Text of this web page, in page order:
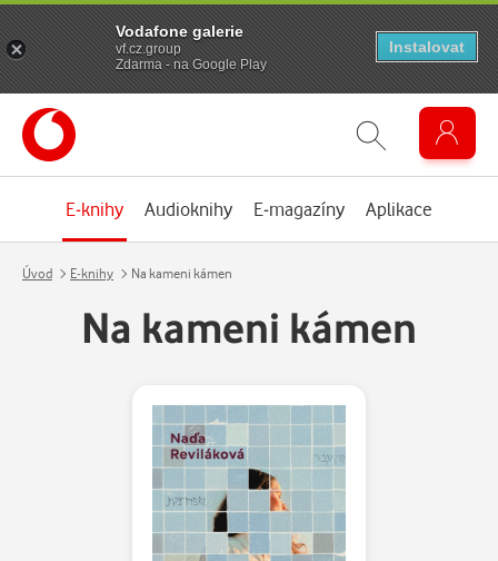
E-knihy Audioknihy E-magazíny Aplikace
Úvod E-knihy Na kameni kámen
Na kameni kámen
Vodafone galerie
vf.cz.group
Zdarma - na Google Play
Instalovat